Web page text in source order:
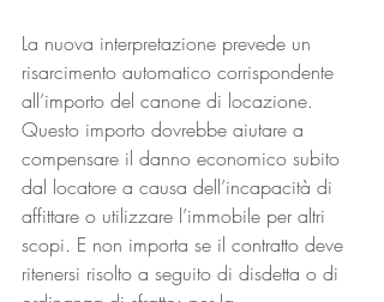
La nuova interpretazione prevede un
risarcimento automatico corrispondente
all’importo del canone di locazione.
Questo importo dovrebbe aiutare a
compensare il danno economico subito
dal locatore a causa dell’incapacità di
affittare o utilizzare l’immobile per altri
scopi. E non importa se il contratto deve
ritenersi risolto a seguito di disdetta o di